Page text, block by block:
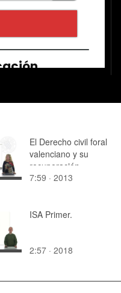
El Derecho civil foral
valenciano y su
recuperación
7:59 · 2013
ISA Primer.
2:57 · 2018